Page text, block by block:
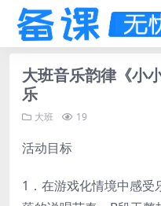
大班音乐韵律《小
乐
大班 19
活动目标
1．在游戏化情境中感受